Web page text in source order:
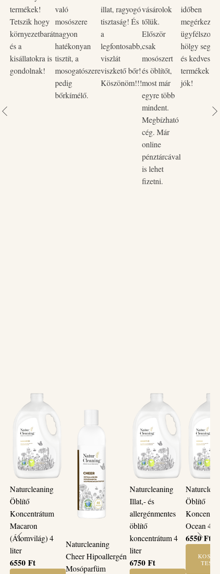
mindig friss élményt nyújtanak.
A termék természetes összetevőkből készült (szójabab),
és biológiailag jól lebomló felületaktív anyagokat
tartalmaz. Ne csak a ruháidat, hanem a környezetet is
kíméld a Naturcleaning öblítővel!
termékek!
Tetszik hogy
környezetbarát
és a
kisállatokra is
gondolnak!
való
mosószere
nagyon
hatékonyan
tisztít, a
mosogatószere
pedig
bőrkímélő.
illat, ragyogó
tisztaság! És
a
legfontosabb,
viszlát
viszkető bőr!
Köszönöm!!!
vásárolok
tőlük.
Először
csak
mosószert
és öblítőt,
most már
egyre több
mindent.
Megbízható
cég. Már
online
pénztárcával
is lehet
fizetni.
időben
hölgy
és kedves
termékek
jók!
Naturcleaning
Öblítő
Koncentrátum
Macaron
(Álomvilág) 4
liter
6550 Ft
Naturcleaning
Cheer Hipoallergén
Mosóparfüm
Naturcleaning
Illat,- és
allergénmentes
öblítő
koncentrátum 4
liter
6750 Ft
Öblítő
Ocean 4
6550Ft